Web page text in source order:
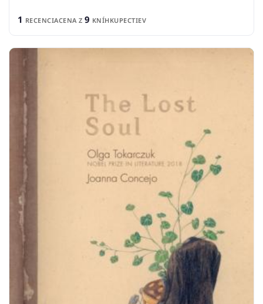
1 RECENCIACENA Z 9 KNÍHKUPECTIEV